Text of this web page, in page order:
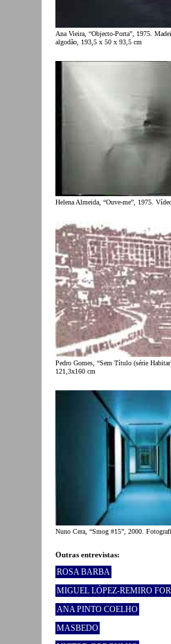
Ana Vieira, “Objecto-Porta”, 1975.
algodão, 193,5 x 50 x 93,5 cm
Helena Almeida, “Ouve-me”, 1975.
Pedro Gomes, “Sem Título (série
121,3x160 cm
Nuno Cera, “Smog #15”, 2000.
Outras entrevistas:
ROSA BARBA
MIGUEL LÓPEZ-REMIRO
ANA PINTO COELHO
MASBEDO